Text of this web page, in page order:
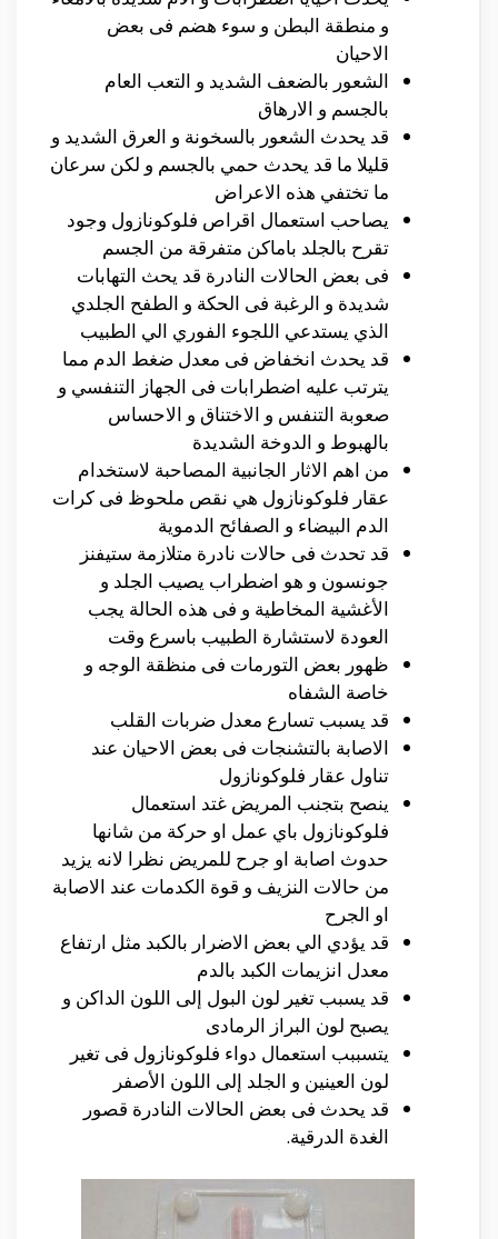
و منطقة البطن و سوء هضم فى بعض
الاحيان
الشعور بالضعف الشديد و التعب العام
بالجسم و الارهاق
قد يحدث الشعور بالسخونة و العرق الشديد و
قليلا ما قد يحدث حمي بالجسم و لكن سرعان
ما تختفي هذه الاعراض
يصاحب استعمال اقراص فلوكونازول وجود
تقرح بالجلد باماكن متفرقة من الجسم
فى بعض الحالات النادرة قد يحث التهابات
شديدة و الرغبة فى الحكة و الطفح الجلدي
الذي يستدعي اللجوء الفوري الي الطبيب
قد يحدث انخفاض فى معدل ضغط الدم مما
يترتب عليه اضطرابات فى الجهاز التنفسي و
صعوبة التنفس و الاختناق و الاحساس
بالهبوط و الدوخة الشديدة
من اهم الاثار الجانبية المصاحبة لاستخدام
عقار فلوكونازول هي نقص ملحوظ فى كرات
الدم البيضاء و الصفائح الدموية
قد تحدث فى حالات نادرة متلازمة ستيفنز
جونسون و هو اضطراب يصيب الجلد و
الأغشية المخاطية و فى هذه الحالة يجب
العودة لاستشارة الطبيب باسرع وقت
ظهور بعض التورمات فى منظقة الوجه و
خاصة الشفاه
قد يسبب تسارع معدل ضربات القلب
الاصابة بالتشنجات فى بعض الاحيان عند
تناول عقار فلوكونازول
ينصح بتجنب المريض غتد استعمال
فلوكونازول باي عمل او حركة من شانها
حدوث اصابة او جرح للمريض نظرا لانه يزيد
من حالات النزيف و قوة الكدمات عند الاصابة
او الجرح
قد يؤدي الي بعض الاضرار بالكبد مثل ارتفاع
معدل انزيمات الكبد بالدم
قد يسبب تغير لون البول إلى اللون الداكن و
يصبح لون البراز الرمادى
يتسببب استعمال دواء فلوكونازول فى تغير
لون العينين و الجلد إلى اللون الأصفر
قد يحدث فى بعض الحالات النادرة قصور
الغدة الدرقية.